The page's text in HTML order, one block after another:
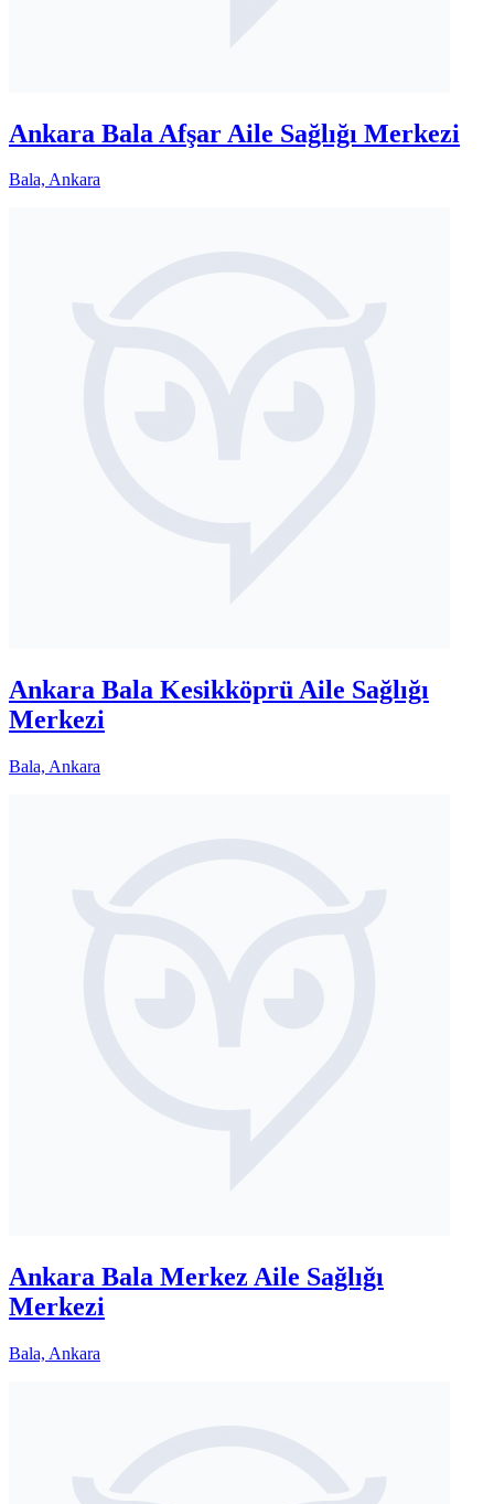
Ankara Bala Afşar Aile Sağlığı Merkezi
Bala, Ankara
Ankara Bala Kesikköprü Aile Sağlığı
Merkezi
Bala, Ankara
Ankara Bala Merkez Aile Sağlığı
Merkezi
Bala, Ankara